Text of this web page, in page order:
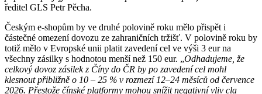
ředitel GLS Petr Pěcha.
Českým e-shopům by ve druhé polovině roku mělo přispět i
částečné omezení dovozu ze zahraničních tržišť. V polovině roku by
totiž mělo v Evropské unii platit zavedení cel ve výši 3 eur na
všechny zásilky s hodnotou menší než 150 eur. „Odhadujeme, že
celkový dovoz zásilek z Číny do ČR by po zavedení cel mohl
klesnout přibližně o 10 – 25 % v rozmezí 12–24 měsíců od července
2026. Přestože čínské platformy mohou snížit negativní vliv cla